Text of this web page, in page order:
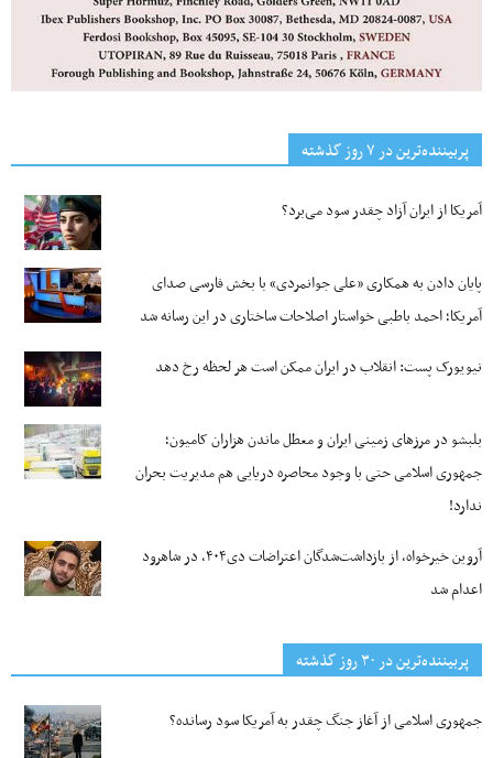
پربیننده‌ترین‌ در ۷ روز گذشته
آمریکا از ایران آزاد چقدر سود می‌برد؟
پایان دادن به همکاری «علی جوانمردی» با بخش فارسی صدای
آمریکا؛ احمد باطبی خواستار اصلاحات ساختاری در این رسانه شد
نیویورک پست: انقلاب در ایران ممکن است هر لحظه رخ دهد
بلبشو در مرزهای زمینی ایران و معطل ماندن هزاران کامیون؛
جمهوری اسلامی حتی با وجود محاصره دریایی هم مدیریت بحران
ندارد!
آروین خیرخواه، از بازداشت‌شدگان اعتراضات دی۴۰۴، در شاهرود
اعدام شد
پربیننده‌ترین‌ در ۳۰ روز گذشته
جمهوری اسلامی از آغاز جنگ چقدر به آمریکا سود رسانده؟